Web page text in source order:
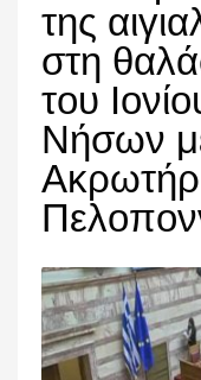
της
στη
του
Νήσων